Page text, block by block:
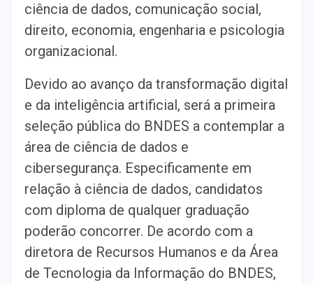
ciência de dados, comunicação social,
direito, economia, engenharia e psicologia
organizacional.
Devido ao avanço da transformação digital
e da inteligência artificial, será a primeira
seleção pública do BNDES a contemplar a
área de ciência de dados e
cibersegurança. Especificamente em
relação à ciência de dados, candidatos
com diploma de qualquer graduação
poderão concorrer. De acordo com a
diretora de Recursos Humanos e da Área
de Tecnologia da Informação do BNDES,